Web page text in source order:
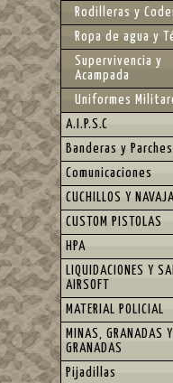
Rodilleras y
Ropa de agua y
Supervivencia y
Acampada
Uniformes
A.I.P.S.C
Banderas y Parches
Comunicaciones
CUCHILLOS Y
CUSTOM PISTOLAS
HPA
LIQUIDACIONES Y
AIRSOFT
MATERIAL POLICIAL
MINAS, GRANADAS
GRANADAS
Pijadillas